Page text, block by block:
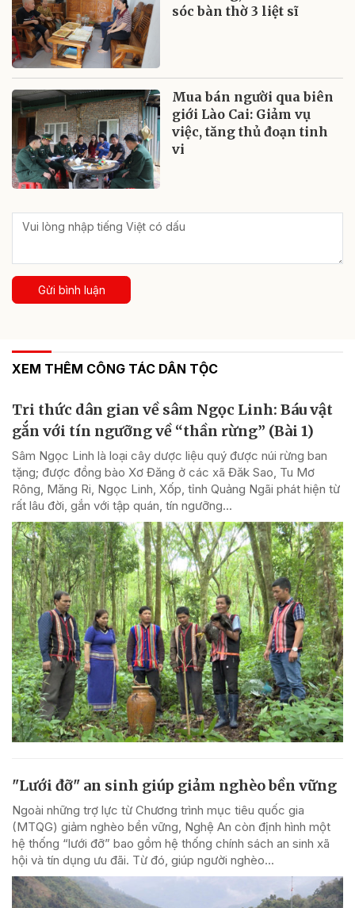
sóc bàn thờ 3 liệt sĩ
Mua bán người qua biên
giới Lào Cai: Giảm vụ
việc, tăng thủ đoạn tinh
vi
Gửi bình luận
XEM THÊM CÔNG TÁC DÂN TỘC
Tri thức dân gian về sâm Ngọc Linh: Báu vật
gắn với tín ngưỡng về “thần rừng” (Bài 1)
Sâm Ngọc Linh là loại cây dược liệu quý được núi rừng ban
tặng; được đồng bào Xơ Đăng ở các xã Đăk Sao, Tu Mơ
Rông, Măng Ri, Ngọc Linh, Xốp, tỉnh Quảng Ngãi phát hiện từ
rất lâu đời, gắn với tập quán, tín ngưỡng...
"Lưới đỡ" an sinh giúp giảm nghèo bền vững
Ngoài những trợ lực từ Chương trình mục tiêu quốc gia
(MTQG) giảm nghèo bền vững, Nghệ An còn định hình một
hệ thống “lưới đỡ” bao gồm hệ thống chính sách an sinh xã
hội và tín dụng ưu đãi. Từ đó, giúp người nghèo...